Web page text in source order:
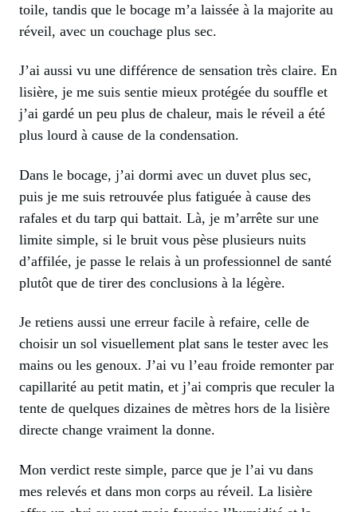
toile, tandis que le bocage m’a laissée à la majorite au
réveil, avec un couchage plus sec.
J’ai aussi vu une différence de sensation très claire. En
lisière, je me suis sentie mieux protégée du souffle et
j’ai gardé un peu plus de chaleur, mais le réveil a été
plus lourd à cause de la condensation.
Dans le bocage, j’ai dormi avec un duvet plus sec,
puis je me suis retrouvée plus fatiguée à cause des
rafales et du tarp qui battait. Là, je m’arrête sur une
limite simple, si le bruit vous pèse plusieurs nuits
d’affilée, je passe le relais à un professionnel de santé
plutôt que de tirer des conclusions à la légère.
Je retiens aussi une erreur facile à refaire, celle de
choisir un sol visuellement plat sans le tester avec les
mains ou les genoux. J’ai vu l’eau froide remonter par
capillarité au petit matin, et j’ai compris que reculer la
tente de quelques dizaines de mètres hors de la lisière
directe change vraiment la donne.
Mon verdict reste simple, parce que je l’ai vu dans
mes relevés et dans mon corps au réveil. La lisière